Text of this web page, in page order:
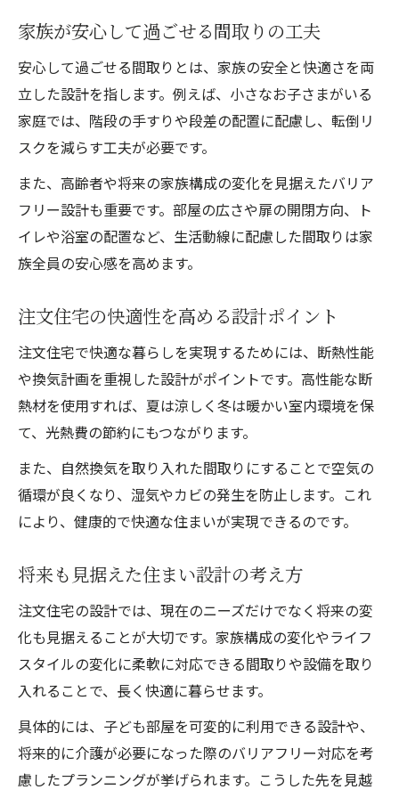
家族が安心して過ごせる間取りの工夫
安心して過ごせる間取りとは、家族の安全と快適さを両
立した設計を指します。例えば、小さなお子さまがいる
家庭では、階段の手すりや段差の配置に配慮し、転倒リ
スクを減らす工夫が必要です。
また、高齢者や将来の家族構成の変化を見据えたバリア
フリー設計も重要です。部屋の広さや扉の開閉方向、ト
イレや浴室の配置など、生活動線に配慮した間取りは家
族全員の安心感を高めます。
注文住宅の快適性を高める設計ポイント
注文住宅で快適な暮らしを実現するためには、断熱性能
や換気計画を重視した設計がポイントです。高性能な断
熱材を使用すれば、夏は涼しく冬は暖かい室内環境を保
て、光熱費の節約にもつながります。
また、自然換気を取り入れた間取りにすることで空気の
循環が良くなり、湿気やカビの発生を防止します。これ
により、健康的で快適な住まいが実現できるのです。
将来も見据えた住まい設計の考え方
注文住宅の設計では、現在のニーズだけでなく将来の変
化も見据えることが大切です。家族構成の変化やライフ
スタイルの変化に柔軟に対応できる間取りや設備を取り
入れることで、長く快適に暮らせます。
具体的には、子ども部屋を可変的に利用できる設計や、
将来的に介護が必要になった際のバリアフリー対応を考
慮したプランニングが挙げられます。こうした先を見越